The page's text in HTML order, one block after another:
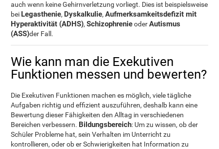
auch wenn keine Gehirnverletzung vorliegt. Dies ist beispielsweise
bei Legasthenie, Dyskalkulie,Aufmerksamkeitsdefizit mit
Hyperaktivität (ADHS),SchizophrenieoderAutismus
(ASS)der Fall.
Wie kann man die Exekutiven
Funktionen messen und bewerten?
Die Exekutiven Funktionen machen es möglich, viele tägliche
Aufgaben richtig und effizient auszuführen, deshalb kann eine
Bewertung dieser Fähigkeiten den Alltag in verschiedenen
Bereichen verbessern. Bildungsbereich: Um zu wissen, ob der
Schüler Probleme hat, sein Verhalten im Unterricht zu
kontrollieren, oder ob er Schwierigkeiten hat Information zu